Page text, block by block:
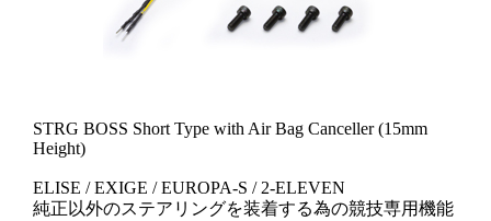
STRG BOSS Short Type with Air Bag Canceller (15mm
Height)
ELISE / EXIGE / EUROPA-S / 2-ELEVEN
純正以外のステアリングを装着する為の競技専用機能